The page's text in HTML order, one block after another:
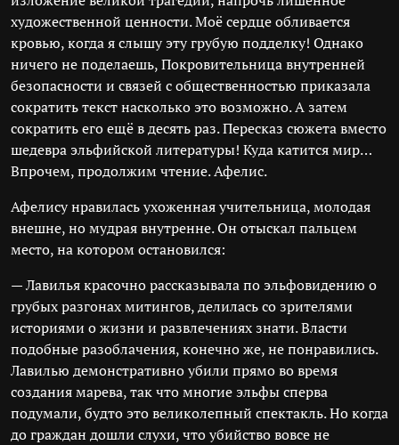
художественной ценности. Моё сердце обливается
кровью, когда я слышу эту грубую подделку! Однако
ничего не поделаешь, Покровительница внутренней
безопасности и связей с общественностью приказала
сократить текст насколько это возможно. А затем
сократить его ещё в десять раз. Пересказ сюжета вместо
шедевра эльфийской литературы! Куда катится мир…
Впрочем, продолжим чтение. Афелис.
Афелису нравилась ухоженная учительница, молодая
внешне, но мудрая внутренне. Он отыскал пальцем
место, на котором остановился:
— Лавилья красочно рассказывала по эльфовидению о
грубых разгонах митингов, делилась со зрителями
историями о жизни и развлечениях знати. Власти
подобные разоблачения, конечно же, не понравились.
Лавилью демонстративно убили прямо во время
создания марева, так что многие эльфы сперва
подумали, будто это великолепный спектакль. Но когда
до граждан дошли слухи, что убийство вовсе не